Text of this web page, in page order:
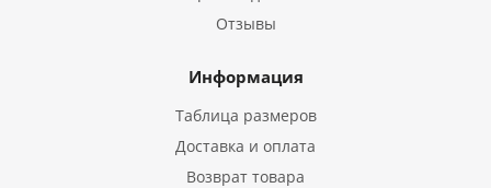
Отзывы
Информация
Таблица размеров
Доставка и оплата
Возврат товара